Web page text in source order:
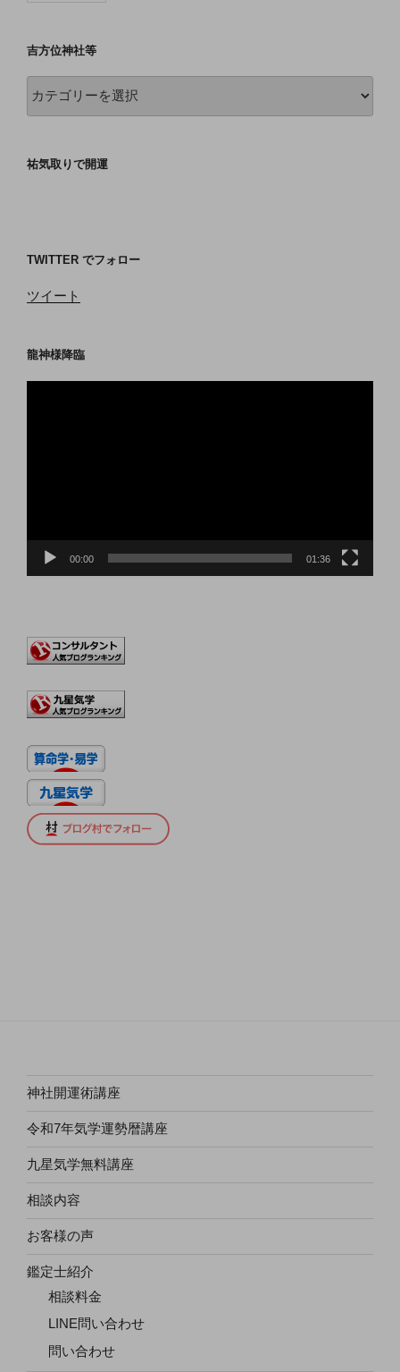
吉方位神社等
社
祐気取りで開運
TWITTER でフォロー
ツイート
龍神様降臨
00:00 01:36
神社開運術講座
令和7年気学運勢暦講座
九星気学無料講座
相談内容
お客様の声
鑑定士紹介
相談料金
LINE問い合わせ
問い合わせ